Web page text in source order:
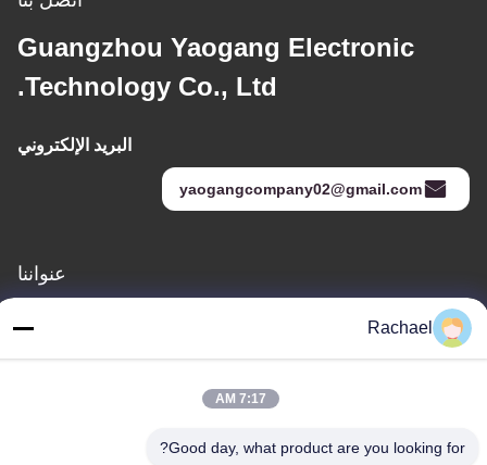
Guangzhou Yaogang Electronic
Technology Co., Ltd.
البريد الإلكتروني
yaogangcompany02@gmail.com
عنواننا
عنوان
0086-15112103717
Rachael
7:17 AM
Good day, what product are you looking for?